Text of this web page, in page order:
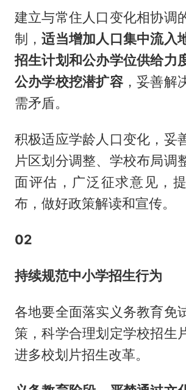
建立与常住人口变化相协调
制，适当增加人口集中流入
招生计划和公办学位供给力
公办学校挖潜扩容，妥善解
需矛盾。
积极适应学龄人口变化，妥
片区划分调整、学校布局调
面评估，广泛征求意见，
布，做好政策解读和宣传。
02
持续规范中小学招生行为
各地要全面落实义务教育免
策，科学合理划定学校招生
进多校划片招生改革。